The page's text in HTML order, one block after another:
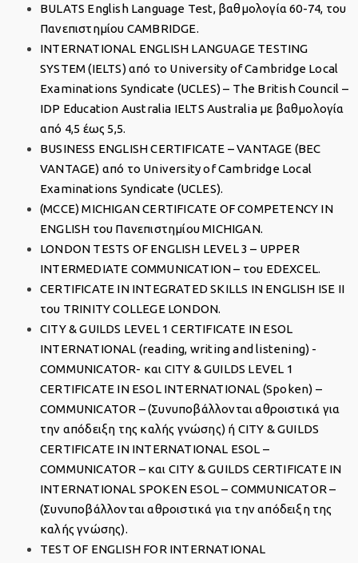
BULATS English Language Test, βαθμολογία 60-74, του
Πανεπιστημίου CAMBRIDGE.
INTERNATIONAL ENGLISH LANGUAGE TESTING
SYSTEM (IELTS) από το University of Cambridge Local
Examinations Syndicate (UCLES) – The British Council –
IDP Education Australia IELTS Australia με βαθμολογία
από 4,5 έως 5,5.
BUSINESS ENGLISH CERTIFICATE – VANTAGE (BEC
VANTAGE) από το University of Cambridge Local
Examinations Syndicate (UCLES).
(MCCE) MICHIGAN CERTIFICATE OF COMPETENCY IN
ENGLISH του Πανεπιστημίου MICHIGAN.
LONDON TESTS OF ENGLISH LEVEL 3 – UPPER
INTERMEDIATE COMMUNICATION – του EDEXCEL.
CERTIFICATE IN INTEGRATED SKILLS IN ENGLISH ISE II
του TRINITY COLLEGE LONDON.
CITY & GUILDS LEVEL 1 CERTIFICATE IN ESOL
INTERNATIONAL (reading, writing and listening) -
COMMUNICATOR- και CITY & GUILDS LEVEL 1
CERTIFICATE IN ESOL INTERNATIONAL (Spoken) –
COMMUNICATOR – (Συνυποβάλλονται αθροιστικά για
την απόδειξη της καλής γνώσης) ή CITY & GUILDS
CERTIFICATE IN INTERNATIONAL ESOL –
COMMUNICATOR – και CITY & GUILDS CERTIFICATE IN
INTERNATIONAL SPOKEN ESOL – COMMUNICATOR –
(Συνυποβάλλονται αθροιστικά για την απόδειξη της
καλής γνώσης).
TEST OF ENGLISH FOR INTERNATIONAL